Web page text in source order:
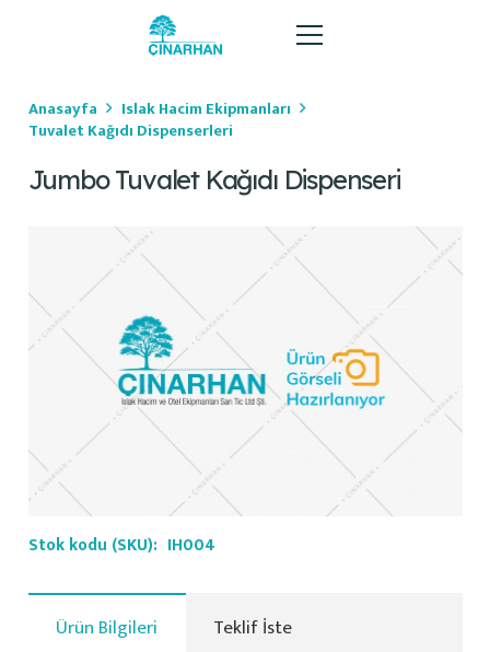
Anasayfa
Islak Hacim Ekipmanları
Tuvalet Kağıdı Dispenserleri
Jumbo Tuvalet Kağıdı Dispenseri
Stok kodu (SKU): IH004
Ürün Bilgileri Teklif İste